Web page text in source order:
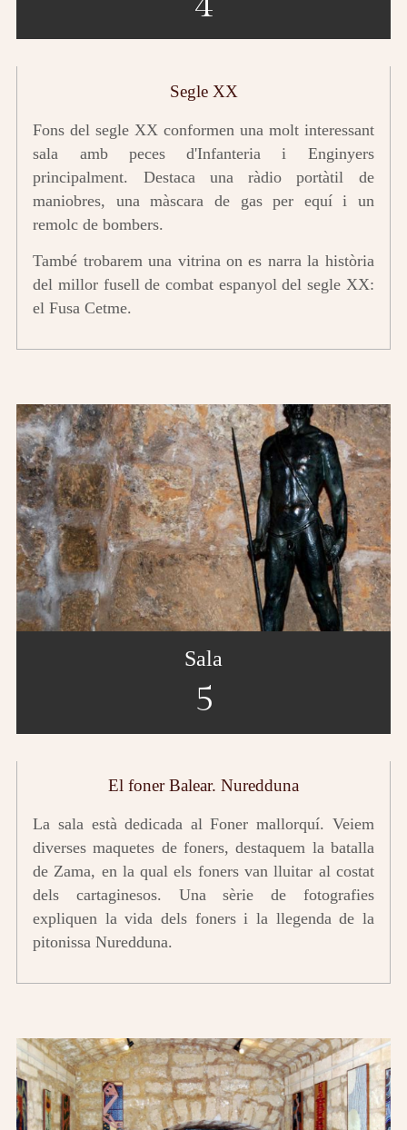
Segle XX
Fons del segle XX conformen una molt interessant
sala amb peces d'Infanteria i Enginyers
principalment. Destaca una ràdio portàtil de
maniobres, una màscara de gas per equí i un
remolc de bombers.
També trobarem una vitrina on es narra la història
del millor fusell de combat espanyol del segle XX:
el Fusa Cetme.
Sala
5
El foner Balear. Nuredduna
La sala està dedicada al Foner mallorquí. Veiem
diverses maquetes de foners, destaquem la batalla
de Zama, en la qual els foners van lluitar al costat
dels cartaginesos. Una sèrie de fotografies
expliquen la vida dels foners i la llegenda de la
pitonissa Nuredduna.